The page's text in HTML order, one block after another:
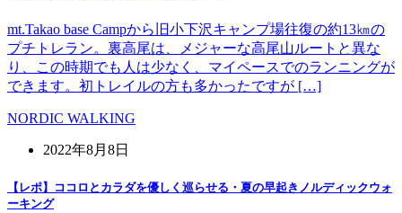
mt.Takao base Campから旧小下沢キャンプ場往復の約13㎞の
プチトレラン。裏高尾は、メジャーな高尾山ルートと異な
り、この時期でも人は少なく、マイペースでのランニングが
できます。初トレイルの方も多かったですが […]
NORDIC WALKING
2022年8月8日
【レポ】ココロとカラダを優しく巡らせる・夏の早起きノルディックウォ
ーキング